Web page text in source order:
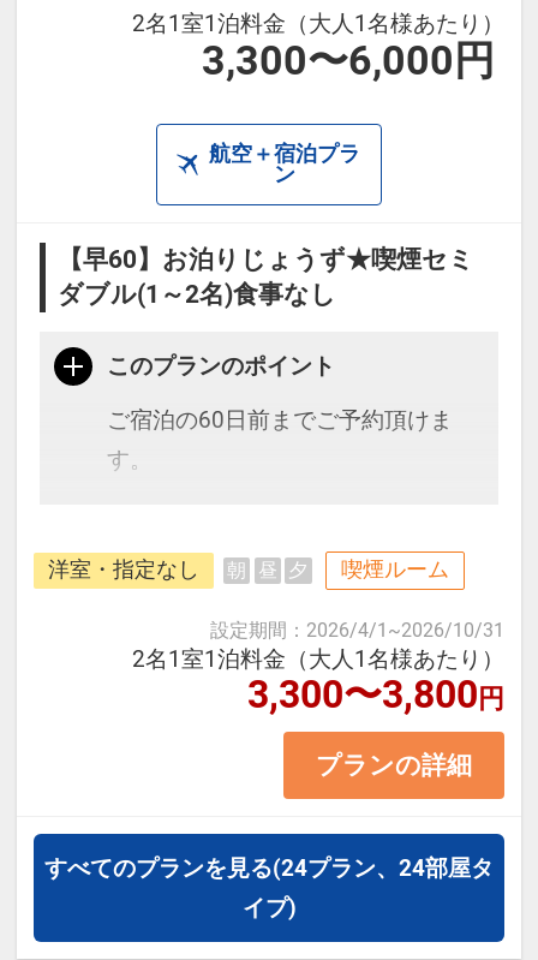
・ひがし茶屋街まで徒歩20分（バス
「武蔵ヶ辻・近江町市場」下車徒歩
・学会やイベント参加にも便利な立
地。
※駐車場はございません。お車の際
【周辺観光】
・市場で楽しむ海鮮丼や冬の味覚
は雪吊りの名所）
・現代アートが魅力の21世紀美術館
・石畳が美しいひがし茶屋街の街並
子旅では立地を生かして効率的に観
2名1室1泊料金（大人1名様あたり）
3,300〜6,000円
航空＋宿泊プラ
ン
【早60】お泊りじょうず★喫煙セミ
ダブル(1～2名)食事なし
このプランのポイント
ご宿泊の60日前までご予約頂けま
す。
分。国際通りまで徒歩圏内♪沖縄最
大の飲食街「松山」の中心に位置
し、観光に便利な沖縄の老舗ホテ
≪お部屋タイプ≫セミダブル 12平
正ベッド幅120cm×1台
※1ベッドです。2名1室の場合、お
二人で1台となります。
洋室・指定なし 朝 昼 夕 喫煙ルーム
設定期間 ： 2026/4/1 ~2026/10/31
2名1室1泊料金（大人1名様あたり）
3,300〜3,800円
プランの詳細
すべてのプランを見る(24プラン、24部屋タ
イプ)